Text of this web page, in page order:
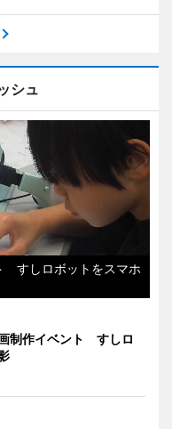
シュ
すしロボットをスマホ
制作イベント すしロ